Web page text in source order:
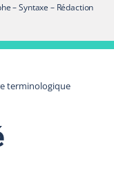
– Syntaxe – Rédaction
terminologique